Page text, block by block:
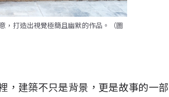
，打造出視覺極簡且幽默的作品。（圖
，建築不只是背景，更是故事的一部